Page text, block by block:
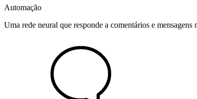
Automação
Uma rede neural que responde a comentários e